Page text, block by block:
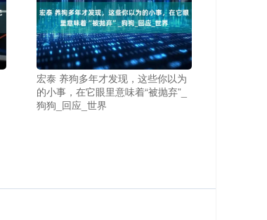
宏泰 养狗多年才发现，这些你以为
的小事，在它眼里意味着“被抛弃”_
狗狗_回应_世界